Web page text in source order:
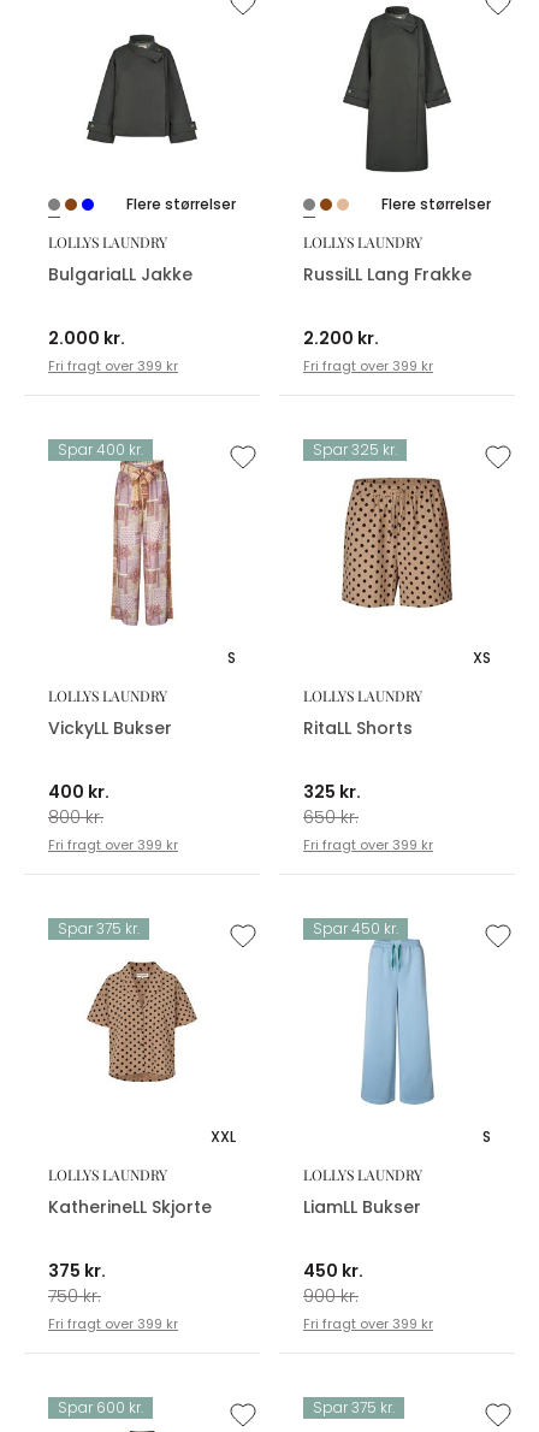
Flere størrelser
LOLLYS LAUNDRY
BulgariaLL Jakke
2.000 kr.
Fri fragt over 399 kr
Flere størrelser
LOLLYS LAUNDRY
RussiLL Lang Frakke
2.200 kr.
Fri fragt over 399 kr
Spar 400 kr.
S
LOLLYS LAUNDRY
VickyLL Bukser
400 kr.
800 kr.
Fri fragt over 399 kr
Spar 325 kr.
XS
LOLLYS LAUNDRY
RitaLL Shorts
325 kr.
650 kr.
Fri fragt over 399 kr
Spar 375 kr.
XXL
LOLLYS LAUNDRY
KatherineLL Skjorte
375 kr.
750 kr.
Fri fragt over 399 kr
Spar 450 kr.
S
LOLLYS LAUNDRY
LiamLL Bukser
450 kr.
900 kr.
Fri fragt over 399 kr
Spar 600 kr. Spar 375 kr.